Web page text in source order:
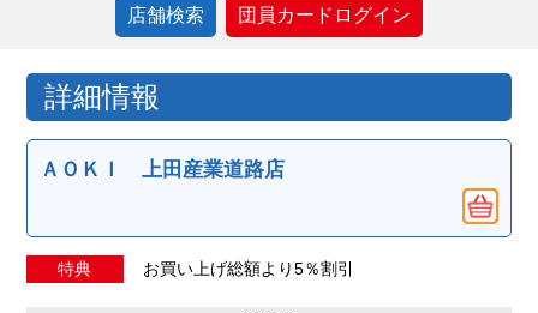
店舗検索 団員カードログイン
詳細情報
ＡＯＫＩ 上田産業道路店
特典 お買い上げ総額より5％割引